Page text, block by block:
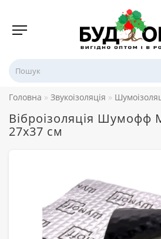
Головна Звукоізоляція
Віброізоляція Шумофф
27х37 см